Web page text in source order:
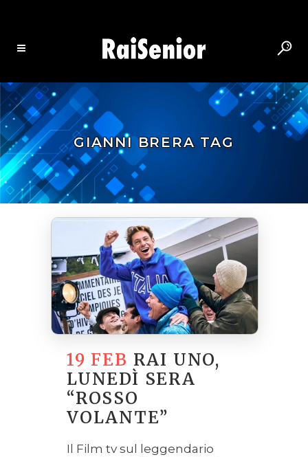
GIANNI BRERA TAG
19 FEB RAI UNO,
LUNEDÌ SERA
“ROSSO
VOLANTE”
Il Film tv sul leggendario